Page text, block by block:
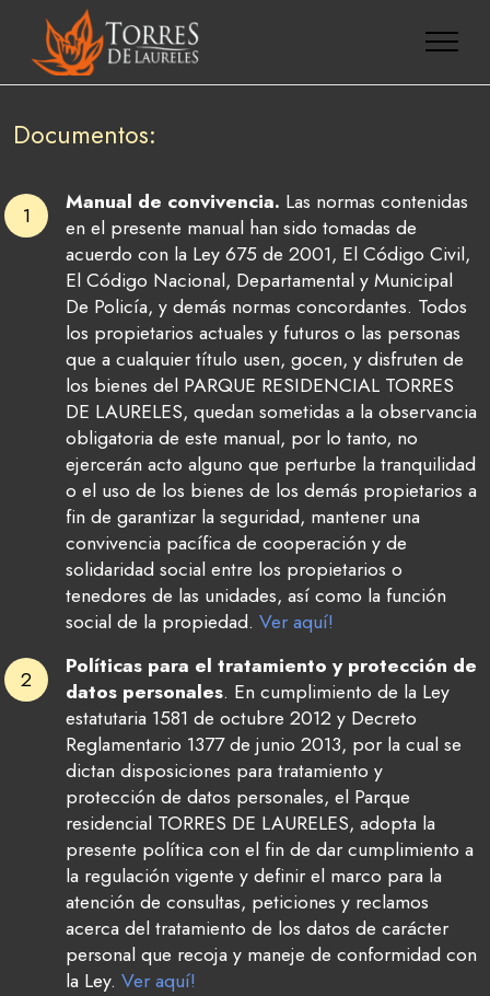
Documentos:
Manual de convivencia. Las normas contenidas
en el presente manual han sido tomadas de
acuerdo con la Ley 675 de 2001, El Código Civil,
El Código Nacional, Departamental y Municipal
De Policía, y demás normas concordantes. Todos
los propietarios actuales y futuros o las personas
que a cualquier título usen, gocen, y disfruten de
los bienes del PARQUE RESIDENCIAL TORRES
DE LAURELES, quedan sometidas a la observancia
obligatoria de este manual, por lo tanto, no
ejercerán acto alguno que perturbe la tranquilidad
o el uso de los bienes de los demás propietarios a
fin de garantizar la seguridad, mantener una
convivencia pacífica de cooperación y de
solidaridad social entre los propietarios o
tenedores de las unidades, así como la función
social de la propiedad. Ver aquí!
Políticas para el tratamiento y protección de
datos personales. En cumplimiento de la Ley
estatutaria 1581 de octubre 2012 y Decreto
Reglamentario 1377 de junio 2013, por la cual se
dictan disposiciones para tratamiento y
protección de datos personales, el Parque
residencial TORRES DE LAURELES, adopta la
presente política con el fin de dar cumplimiento a
la regulación vigente y definir el marco para la
atención de consultas, peticiones y reclamos
acerca del tratamiento de los datos de carácter
personal que recoja y maneje de conformidad con
la Ley. Ver aquí!